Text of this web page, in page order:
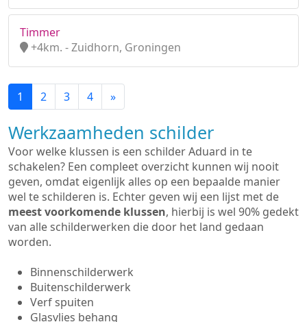
Timmer
+4km. - Zuidhorn, Groningen
1 2 3 4 »
Werkzaamheden schilder
Voor welke klussen is een schilder Aduard in te
schakelen? Een compleet overzicht kunnen wij nooit
geven, omdat eigenlijk alles op een bepaalde manier
wel te schilderen is. Echter geven wij een lijst met de
meest voorkomende klussen, hierbij is wel 90% gedekt
van alle schilderwerken die door het land gedaan
worden.
Binnenschilderwerk
Buitenschilderwerk
Verf spuiten
Glasvlies behang